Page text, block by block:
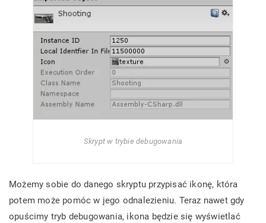
Skrypt w trybie debugowania
Możemy sobie do danego skryptu przypisać ikonę, która
potem może pomóc w jego odnalezieniu. Teraz nawet gdy
opuścimy tryb debugowania, ikona będzie się wyświetlać